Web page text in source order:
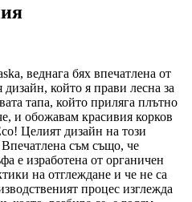
веднага бях впечатлена от
който я прави лесна за
тапа, който приляга плътно
и обожавам красивия корков
Целият дизайн на този
съм също, че
е изработена от органичен
на отглеждане и че не са
процес изглежда